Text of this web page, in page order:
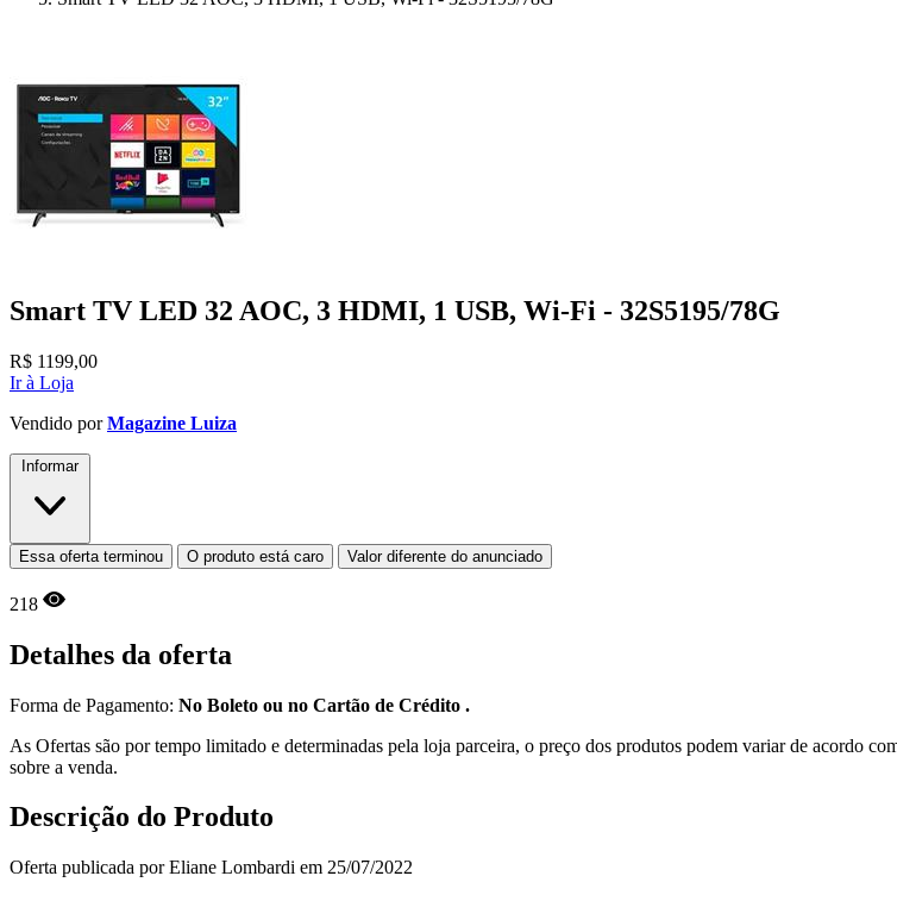
Smart TV LED 32 AOC, 3 HDMI, 1 USB, Wi-Fi - 32S5195/78G
R$ 1199,00
Ir à Loja
Vendido porMagazine Luiza
Informar
Essa oferta terminou O produto está caro Valor diferente do anunciado
218
Detalhes da oferta
Forma de Pagamento: No Boleto ou no Cartão de Crédito .
As Ofertas são por tempo limitado e determinadas pela loja parceira, o preço dos produtos podem variar de acordo
sobre a venda.
Descrição do Produto
Oferta publicada por Eliane Lombardi em 25/07/2022